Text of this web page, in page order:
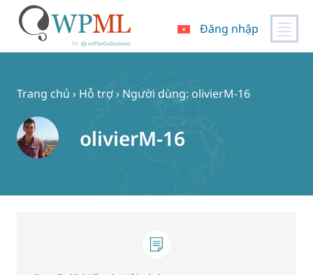
Đăng nhập
Trang chủ › Hỗ trợ› Người dùng: olivierM-16
olivierM-16